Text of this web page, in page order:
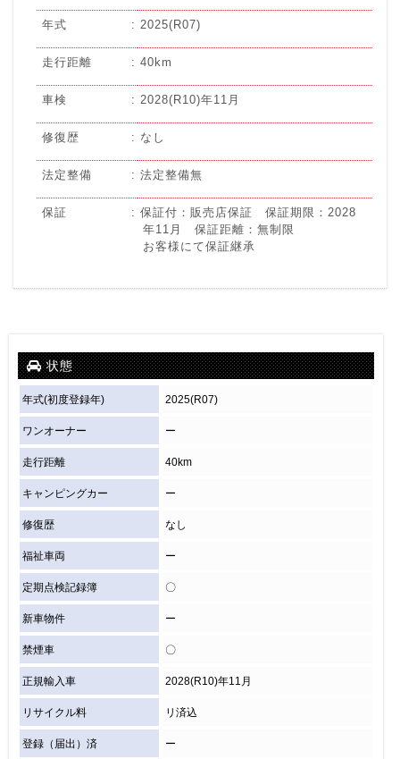
年式 2025(R07)
走行距離 40km
車検 2028(R10)年11月
修復歴 なし
法定整備 法定整備無
保証
保証付：販売店保証 保証期限：2028
年11月 保証距離：無制限
お客様にて保証継承
状態
年式(初度登録年) 2025(R07)
ワンオーナー ー
走行距離 40km
キャンピングカー ー
修復歴 なし
福祉車両 ー
定期点検記録簿 〇
新車物件 ー
禁煙車 〇
正規輸入車 2028(R10)年11月
リサイクル料 リ済込
登録（届出）済 ー